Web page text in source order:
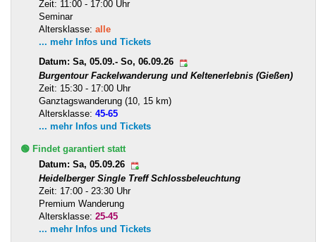
Zeit: 11:00 - 17:00 Uhr
Seminar
Altersklasse: alle
... mehr Infos und Tickets
Datum: Sa, 05.09.- So, 06.09.26
Burgentour Fackelwanderung und Keltenerlebnis (Gießen)
Zeit: 15:30 - 17:00 Uhr
Ganztagswanderung (10, 15 km)
Altersklasse: 45-65
... mehr Infos und Tickets
🟢 Findet garantiert statt
Datum: Sa, 05.09.26
Heidelberger Single Treff Schlossbeleuchtung
Zeit: 17:00 - 23:30 Uhr
Premium Wanderung
Altersklasse: 25-45
... mehr Infos und Tickets